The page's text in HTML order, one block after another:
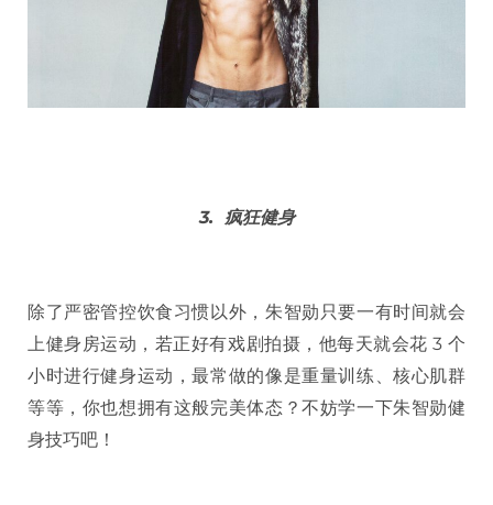
3. 疯狂健身
除了严密管控饮食习惯以外，朱智勋只要一有时间就会
上健身房运动，若正好有戏剧拍摄，他每天就会花 3 个
小时进行健身运动，最常做的像是重量训练、核心肌群
等等，你也想拥有这般完美体态？不妨学一下朱智勋健
身技巧吧！